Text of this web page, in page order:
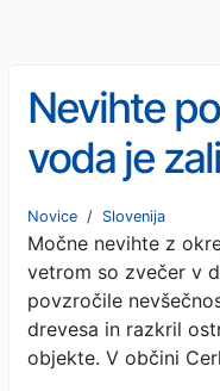
Nevihte
voda je
odkrilo je
oranžni
danes
Novice / Slovenija
Močne nevihte z
vetrom so zvečer v
povzročile
drevesa in razkril
objekte. V občini